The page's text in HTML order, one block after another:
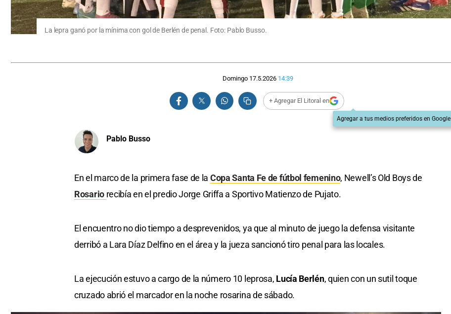
La lepra ganó por la mínima con gol de Berlén de penal. Foto: Pablo Busso.
Domingo 17.5.2026 14:39
+ Agregar El Litoral en
Agregar a tus medios preferidos en Google
Pablo Busso
En el marco de la primera fase de la Copa Santa Fe de fútbol femenino, Newell’s Old Boys de
Rosario recibía en el predio Jorge Griffa a Sportivo Matienzo de Pujato.
El encuentro no dio tiempo a desprevenidos, ya que al minuto de juego la defensa visitante
derribó a Lara Díaz Delfino en el área y la jueza sancionó tiro penal para las locales.
La ejecución estuvo a cargo de la número 10 leprosa, Lucía Berlén, quien con un sutil toque
cruzado abrió el marcador en la noche rosarina de sábado.